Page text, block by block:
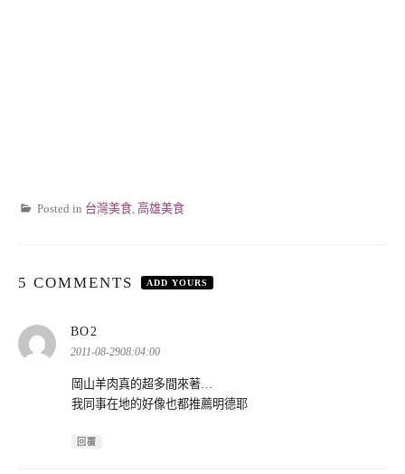
Posted in 台灣美食 高雄美食
5 COMMENTS ADD YOURS
BO2
示:
2011-08-2908:04:00
岡山羊肉真的超多間來著…
我同事在地的好像也都推薦明德耶
回覆